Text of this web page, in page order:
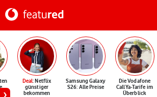
Deal: Netflix
günstiger
bekommen
Samsung Galaxy
S26: Alle Preise
Die Vodafone
CallYa-Tarife im
Überblick